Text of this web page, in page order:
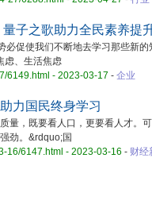
子之歌助力全民素养提
促使我们不断地去学习那些新的
虑、生活焦虑
6149.html - 2023-03-17 - 企业
力国民终身学习
，既要看人口，更要看人才。
劲。&rdquo;国
16/6147.html - 2023-03-16 - 财经